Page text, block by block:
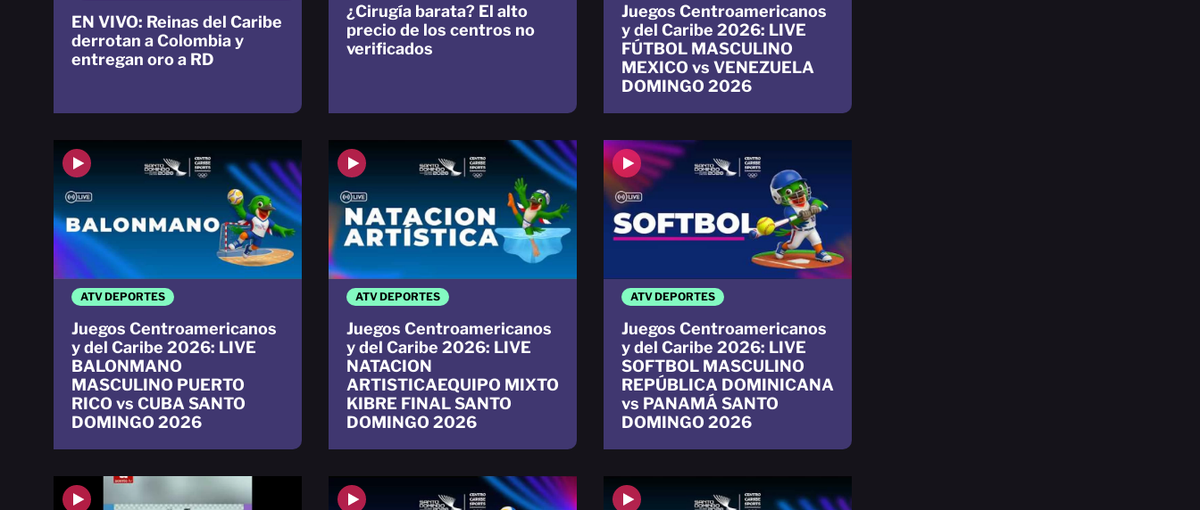
EN VIVO: Reinas del Caribe
derrotan a Colombia y
entregan oro a RD
¿Cirugía barata? El alto
precio de los centros no
verificados
Juegos Centroamericanos
y del Caribe 2026: LIVE
FÚTBOL MASCULINO
MEXICO vs VENEZUELA
DOMINGO 2026
ATV DEPORTES
Juegos Centroamericanos
y del Caribe 2026: LIVE
BALONMANO
MASCULINO PUERTO
RICO vs CUBA SANTO
DOMINGO 2026
ATV DEPORTES
Juegos Centroamericanos
y del Caribe 2026: LIVE
NATACION
ARTISTICAEQUIPO MIXTO
KIBRE FINAL SANTO
DOMINGO 2026
ATV DEPORTES
Juegos Centroamericanos
y del Caribe 2026: LIVE
SOFTBOL MASCULINO
REPÚBLICA DOMINICANA
vs PANAMÁ SANTO
DOMINGO 2026